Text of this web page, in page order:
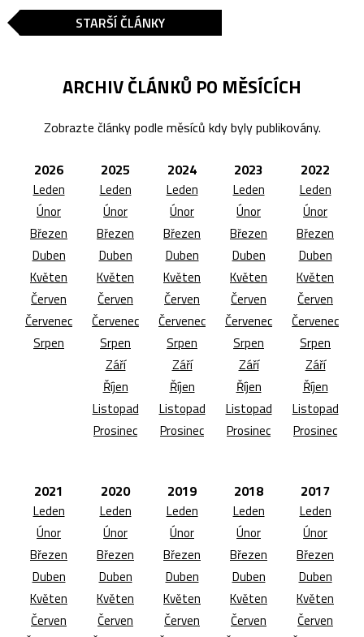
STARŠÍ ČLÁNKY
ARCHIV ČLÁNKŮ PO MĚSÍCÍCH
Zobrazte články podle měsíců kdy byly publikovány.
2026
Leden
Únor
Březen
Duben
Květen
Červen
Červenec
Srpen
2025
Leden
Únor
Březen
Duben
Květen
Červen
Červenec
Srpen
Září
Říjen
Listopad
Prosinec
2024
Leden
Únor
Březen
Duben
Květen
Červen
Červenec
Srpen
Září
Říjen
Listopad
Prosinec
2023
Leden
Únor
Březen
Duben
Květen
Červen
Červenec
Srpen
Září
Říjen
Listopad
Prosinec
2022
Leden
Únor
Březen
Duben
Květen
Červen
Červenec
Srpen
Září
Říjen
Listopad
Prosinec
2021
Leden
Únor
Březen
Duben
Květen
Červen
2020
Leden
Únor
Březen
Duben
Květen
Červen
2019
Leden
Únor
Březen
Duben
Květen
Červen
2018
Leden
Únor
Březen
Duben
Květen
Červen
2017
Leden
Únor
Březen
Duben
Květen
Červen